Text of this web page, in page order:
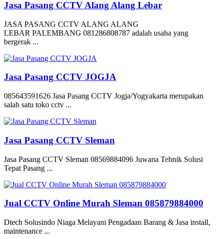
Jasa Pasang CCTV Alang Alang Lebar
JASA PASANG CCTV ALANG ALANG
LEBAR PALEMBANG 081286808787 adalah usaha yang
bergerak ...
Jasa Pasang CCTV JOGJA
085643591626 Jasa Pasang CCTV Jogja/Yogyakarta merupakan
salah satu toko cctv ...
Jasa Pasang CCTV Sleman
Jasa Pasang CCTV Sleman 08569884096 Juwana Tehnik Solusi
Tepat Pasang ...
Jual CCTV Online Murah Sleman 085879884000
Dtech Solusindo Niaga Melayani Pengadaan Barang & Jasa install,
maintenance ...